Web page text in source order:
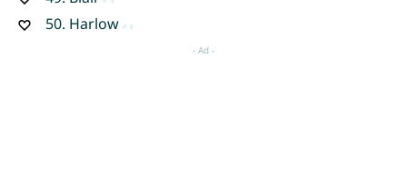
50. Harlow